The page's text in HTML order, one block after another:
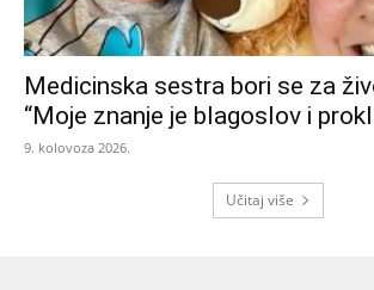
Medicinska sestra bori se za
“Moje znanje je blagoslov i
9. kolovoza 2026.
Učitaj više